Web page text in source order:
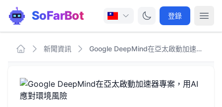
SoFarBot 登錄
新聞資訊 Google DeepMind在亞太啟動加速器專案，用AI應對環境風險